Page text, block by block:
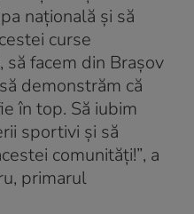
națională și să
curse
facem din Brașov
demonstrăm că
în top. Să iubim
sportivi și să
comunități!”, a
primarul